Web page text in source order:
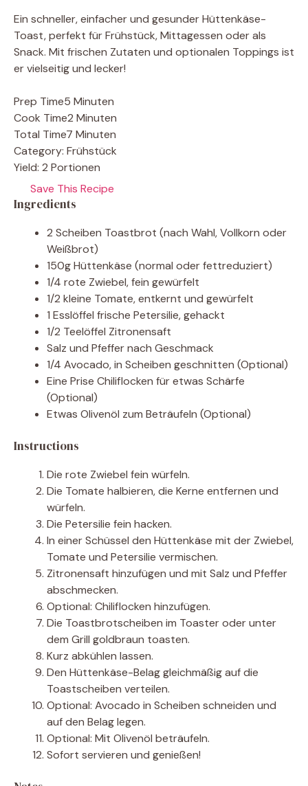
Ein schneller, einfacher und gesunder Hüttenkäse-
Toast, perfekt für Frühstück, Mittagessen oder als
Snack. Mit frischen Zutaten und optionalen Toppings ist
er vielseitig und lecker!
Prep Time5 Minuten
Cook Time2 Minuten
Total Time7 Minuten
Category: Frühstück
Yield: 2 Portionen
Save This Recipe
Ingredients
2 Scheiben Toastbrot (nach Wahl, Vollkorn oder
Weißbrot)
150g Hüttenkäse (normal oder fettreduziert)
1/4 rote Zwiebel, fein gewürfelt
1/2 kleine Tomate, entkernt und gewürfelt
1 Esslöffel frische Petersilie, gehackt
1/2 Teelöffel Zitronensaft
Salz und Pfeffer nach Geschmack
1/4 Avocado, in Scheiben geschnitten (Optional)
Eine Prise Chiliflocken für etwas Schärfe
(Optional)
Etwas Olivenöl zum Beträufeln (Optional)
Instructions
Die rote Zwiebel fein würfeln.
Die Tomate halbieren, die Kerne entfernen und
würfeln.
Die Petersilie fein hacken.
In einer Schüssel den Hüttenkäse mit der Zwiebel,
Tomate und Petersilie vermischen.
Zitronensaft hinzufügen und mit Salz und Pfeffer
abschmecken.
Optional: Chiliflocken hinzufügen.
Die Toastbrotscheiben im Toaster oder unter
dem Grill goldbraun toasten.
Kurz abkühlen lassen.
Den Hüttenkäse-Belag gleichmäßig auf die
Toastscheiben verteilen.
Optional: Avocado in Scheiben schneiden und
auf den Belag legen.
Optional: Mit Olivenöl beträufeln.
Sofort servieren und genießen!